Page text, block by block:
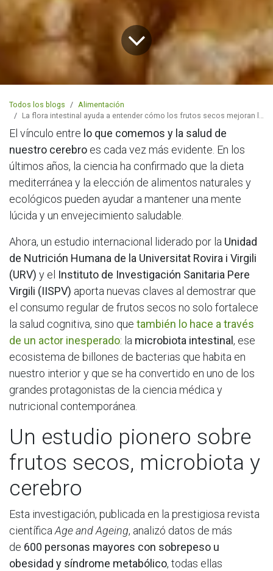
Todos los blogs
Alimentación
La flora intestinal ayuda a entender cómo los frutos secos mejoran las capacidades cognitivas
El vínculo entre lo que comemos y la salud de
nuestro cerebro es cada vez más evidente. En los
últimos años, la ciencia ha confirmado que la dieta
mediterránea y la elección de alimentos naturales y
ecológicos pueden ayudar a mantener una mente
lúcida y un envejecimiento saludable.
Ahora, un estudio internacional liderado por la Unidad
de Nutrición Humana de la Universitat Rovira i Virgili
(URV) y el Instituto de Investigación Sanitaria Pere
Virgili (IISPV) aporta nuevas claves al demostrar que
el consumo regular de frutos secos no solo fortalece
la salud cognitiva, sino que también lo hace a través
de un actor inesperado: la microbiota intestinal, ese
ecosistema de billones de bacterias que habita en
nuestro interior y que se ha convertido en uno de los
grandes protagonistas de la ciencia médica y
nutricional contemporánea.
Un estudio pionero sobre
frutos secos, microbiota y
cerebro
Esta investigación, publicada en la prestigiosa revista
científicaAge and Ageing, analizó datos de más
de 600 personas mayores con sobrepeso u
obesidad y síndrome metabólico, todas ellas